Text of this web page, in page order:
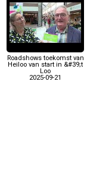
Roadshows toekomst van
Heiloo van start in &#39;t
Loo
2025-09-21